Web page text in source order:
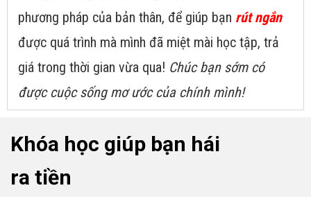
phương pháp của bản thân, để giúp bạn rút ngắn
được quá trình mà mình đã miệt mài học tập, trả
giá trong thời gian vừa qua! Chúc bạn sớm có
được cuộc sống mơ ước của chính mình!
Khóa học giúp bạn hái
ra tiền